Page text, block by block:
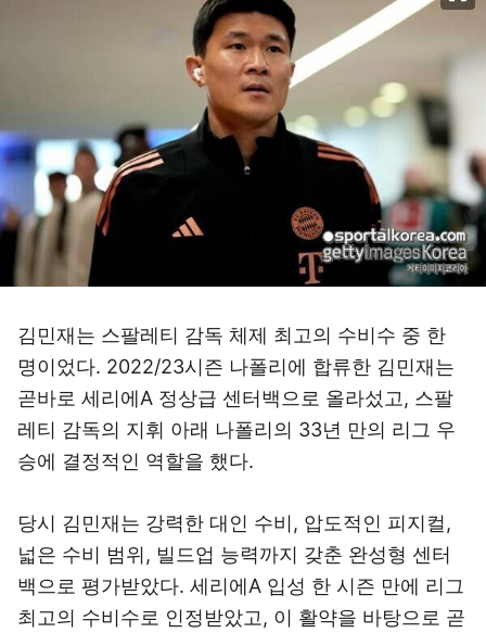
김민재는 스팔레티 감독 체제 최고의 수비수 중 한
명이었다. 2022/23시즌 나폴리에 합류한 김민재는
곧바로 세리에A 정상급 센터백으로 올라섰고, 스팔
레티 감독의 지휘 아래 나폴리의 33년 만의 리그 우
승에 결정적인 역할을 했다.
당시 김민재는 강력한 대인 수비, 압도적인 피지컬,
넓은 수비 범위, 빌드업 능력까지 갖춘 완성형 센터
백으로 평가받았다. 세리에A 입성 한 시즌 만에 리그
최고의 수비수로 인정받았고, 이 활약을 바탕으로 곧